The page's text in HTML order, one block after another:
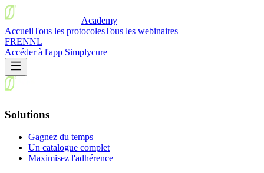
Academy
AccueilTous les protocolesTous les webinaires
FRENNL
Accéder à l'app Simplycure
Solutions
Gagnez du temps
Un catalogue complet
Maximisez l'adhérence